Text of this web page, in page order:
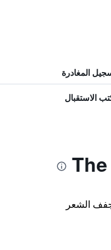
المغادرة
الاستقبال
الشعر